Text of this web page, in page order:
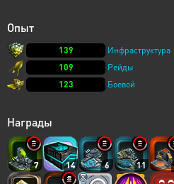
Опыт
139
Инфраструктура
109
Рейды
123
Боевой
Награды
7 14 6 11